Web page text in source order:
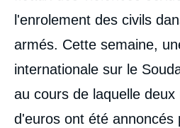
l'enrolement des civils
armés. Cette semaine,
internationale sur le
au cours de laquelle
d'euros ont été annoncés